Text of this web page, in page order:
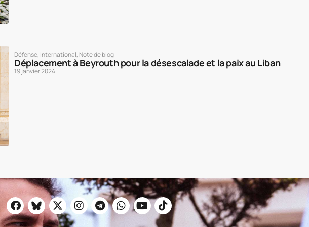
Défense, International, Note de blog
Déplacement à Beyrouth pour la désescalade et la paix au Liban
19 janvier 2024